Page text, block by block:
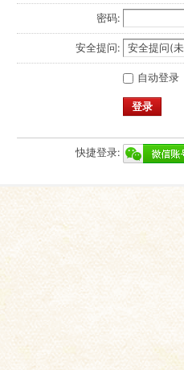
密码:
安全提问:
自动登录
登录
快捷登录: